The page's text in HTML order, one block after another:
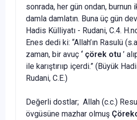
sonrada, her gün ondan,
damla damlatın. Buna üç gün
Hadis Külliyatı - Rudani, C.4.
Enes dedi ki: “Allah’ın Rasulü
zaman, bir avuç ‘ çörek otu ’
ile karıştırııp içerdi.” (Büyük
Rudani, C.E.)
Değerli dostlar; Allah (c.c.)
övgüsüne mazhar olmuş